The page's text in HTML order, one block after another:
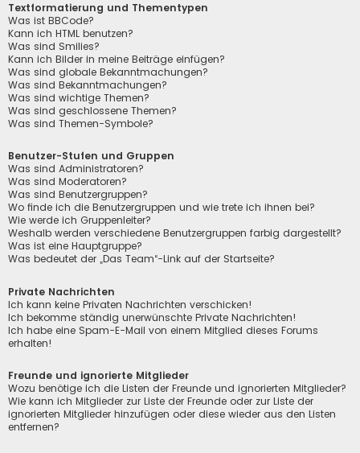
Textformatierung und Thementypen
Was ist BBCode?
Kann ich HTML benutzen?
Was sind Smilies?
Kann ich Bilder in meine Beiträge einfügen?
Was sind globale Bekanntmachungen?
Was sind Bekanntmachungen?
Was sind wichtige Themen?
Was sind geschlossene Themen?
Was sind Themen-Symbole?
Benutzer-Stufen und Gruppen
Was sind Administratoren?
Was sind Moderatoren?
Was sind Benutzergruppen?
Wo finde ich die Benutzergruppen und wie trete ich ihnen bei?
Wie werde ich Gruppenleiter?
Weshalb werden verschiedene Benutzergruppen farbig dargestellt?
Was ist eine Hauptgruppe?
Was bedeutet der „Das Team“-Link auf der Startseite?
Private Nachrichten
Ich kann keine Privaten Nachrichten verschicken!
Ich bekomme ständig unerwünschte Private Nachrichten!
Ich habe eine Spam-E-Mail von einem Mitglied dieses Forums
erhalten!
Freunde und ignorierte Mitglieder
Wozu benötige ich die Listen der Freunde und ignorierten Mitglieder?
Wie kann ich Mitglieder zur Liste der Freunde oder zur Liste der
ignorierten Mitglieder hinzufügen oder diese wieder aus den Listen
entfernen?